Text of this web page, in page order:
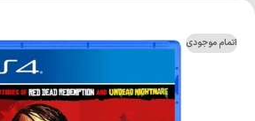
اتمام موجودی